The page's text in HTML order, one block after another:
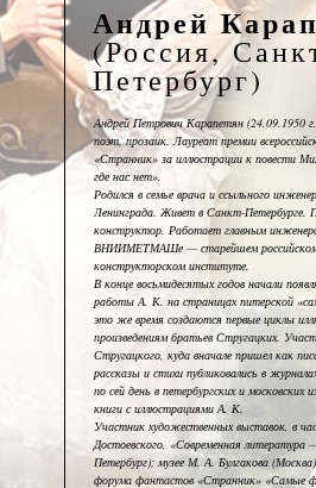
Андрей
(Россия,
Петербург)
Андрей Петрович Карапетян (24.09.1950
поэт, прозаик. Лауреат премии
«Странник» за иллюстрации к повести
где нас нет».
Родился в семье врача и ссыльного
Ленинграда. Живет в Санкт-Петербурге.
конструктор. Работает главным
ВНИИМЕТМАШе — старейшем
конструкторском институте.
В конце восьмидесятых годов начали
работы А. К. на страницах питерской
это же время создаются первые циклы
произведениям братьев Стругацких.
Стругацкого, куда вначале пришел как
рассказы и стихи публиковались в
по сей день в петербургских и московских
книги с иллюстрациями А. К.
Участник художественных выставок, в
Достоевского, «Современная
Петербург); музее М. А. Булгакова
форума фантастов «Странник» «Самые